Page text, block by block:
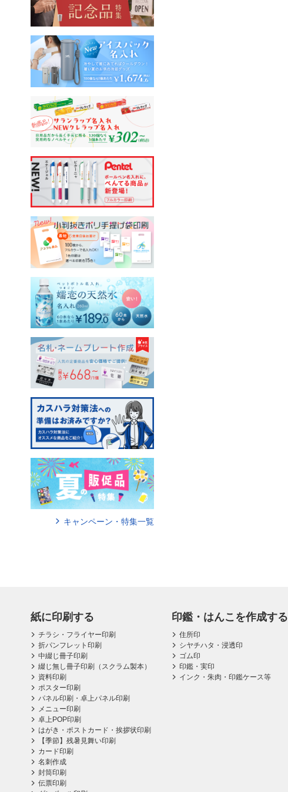
キャンペーン・特集一覧
紙に印刷する
チラシ・フライヤー印刷
折パンフレット印刷
中綴じ冊子印刷
綴じ無し冊子印刷（スクラム製本）
資料印刷
ポスター印刷
パネル印刷・卓上パネル印刷
メニュー印刷
卓上POP印刷
はがき・ポストカード・挨拶状印刷
【季節】残暑見舞い印刷
カード印刷
名刺作成
封筒印刷
伝票印刷
印鑑・はんこを作成する
住所印
シヤチハタ・浸透印
ゴム印
印鑑・実印
インク・朱肉・印鑑ケース等